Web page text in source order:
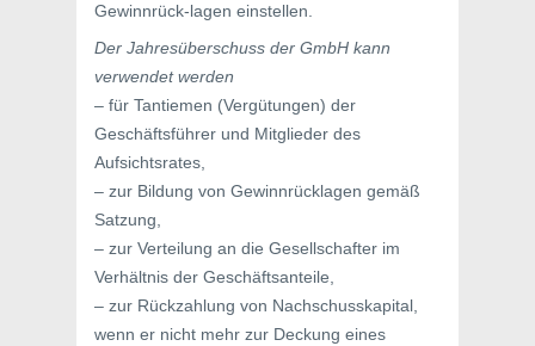
Gewinnrück-lagen einstellen.
Der Jahresüberschuss der GmbH kann
verwendet werden
– für Tantiemen (Vergütungen) der
Geschäftsführer und Mitglieder des
Aufsichtsrates,
– zur Bildung von Gewinnrücklagen gemäß
Satzung,
– zur Verteilung an die Gesellschafter im
Verhältnis der Geschäftsanteile,
– zur Rückzahlung von Nachschusskapital,
wenn er nicht mehr zur Deckung eines